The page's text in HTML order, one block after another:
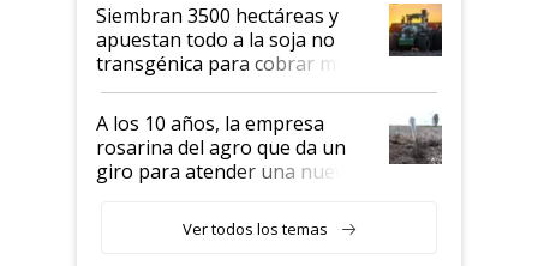
Siembran 3500 hectáreas y
apuestan todo a la soja no
transgénica para cobrar más
por tonelada: compraron un
semillero
A los 10 años, la empresa
rosarina del agro que da un
giro para atender una nueva
Ver todos los temas